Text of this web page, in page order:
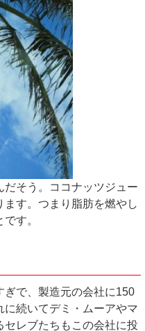
そう。ココナッツジュー
す。つまり脂肪を燃やし
す。
ぎで、製造元の会社に150
続いてデミ・ムーアやマ
セレブたちもこの会社に投